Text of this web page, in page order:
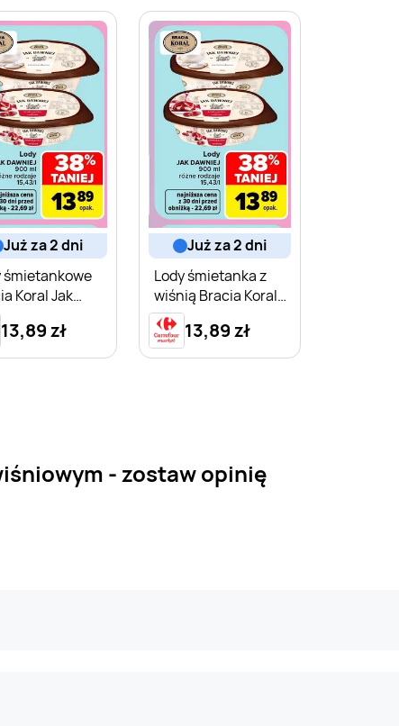
już za 2 dni
śmietankowe
Koral Jak
13,89 zł
już za 2 dni
Lody śmietanka z
wiśnią Bracia Koral
Jak Dawniej
13,89 zł
- zostaw opinię